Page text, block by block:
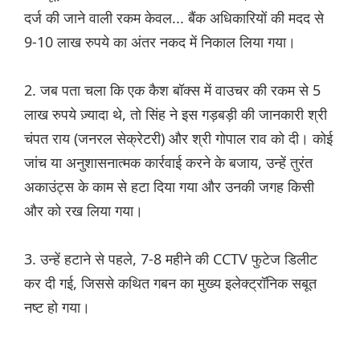
दर्ज की जाने वाली रकम केवल... बैंक अधिकारियों की मदद से
9-10 लाख रुपये का अंतर नकद में निकाल लिया गया।
2. जब पता चला कि एक कैश बॉक्स में वाउचर की रकम से 5
लाख रुपये ज़्यादा थे, तो सिंह ने इस गड़बड़ी की जानकारी श्री
चंपत राय (जनरल सेक्रेटरी) और श्री गोपाल राव को दी। कोई
जांच या अनुशासनात्मक कार्रवाई करने के बजाय, उन्हें तुरंत
अकाउंट्स के काम से हटा दिया गया और उनकी जगह किसी
और को रख लिया गया।
3. उन्हें हटाने से पहले, 7-8 महीने की CCTV फुटेज डिलीट
कर दी गई, जिससे कथित गबन का मुख्य इलेक्ट्रॉनिक सबूत
नष्ट हो गया।